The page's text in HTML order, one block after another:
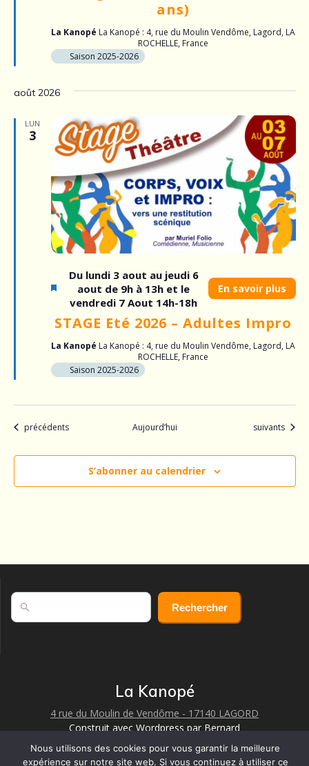
ans)
La Kanopé La Kanopé : 4, rue du Moulin Vendôme, Lagord, LA
ROCHELLE, France
Saison 2025-2026
août 2026
LUN
3
STAGE Eté 2026 – Adultes Impro
Du lundi 3 aout au jeudi 6
aout de 9h à 13h et le
vendredi 7 Aout 14h-18h
En savoir plus
La Kanopé La Kanopé : 4, rue du Moulin Vendôme, Lagord, LA
ROCHELLE, France
Saison 2025-2026
Évènements
précédents Aujourd’hui Évènements
suivants
S’abonner au calendrier
Rechercher
Rechercher
La Kanopé
4 rue du Moulin de Vendôme - 17140 LAGORD
Construit avec Wordpress par Bernard
© 2026 La Kanope
Nous utilisons des cookies pour vous garantir la meilleure
expérience sur notre site web. Si vous continuez à utiliser ce